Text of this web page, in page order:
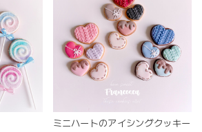
ミニハートのアイシングクッキー